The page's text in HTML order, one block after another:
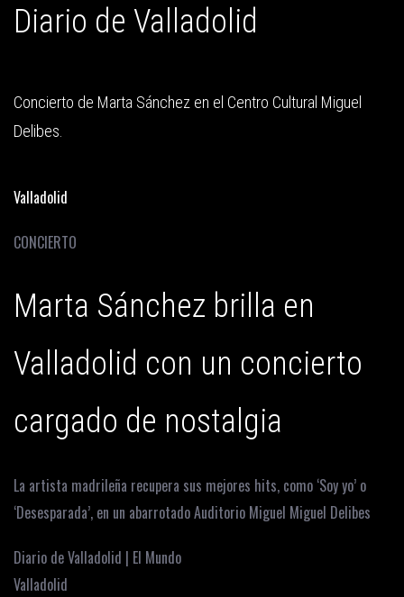
Diario de Valladolid
Concierto de Marta Sánchez en el Centro Cultural Miguel
Delibes.
Valladolid
CONCIERTO
Marta Sánchez brilla en
Valladolid con un concierto
cargado de nostalgia
La artista madrileña recupera sus mejores hits, como ‘Soy yo’ o
‘Desesparada’, en un abarrotado Auditorio Miguel Miguel Delibes
Diario de Valladolid | El Mundo
Valladolid